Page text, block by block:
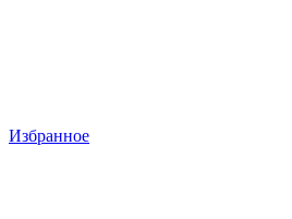
Избранное